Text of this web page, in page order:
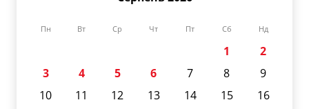
Пн Вт Ср Чт Пт Сб Нд
1
2
3
4 5 6 7 8
9
10
11 12 13 14 15
16